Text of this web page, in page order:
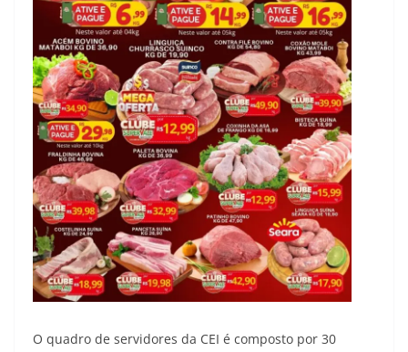
O quadro de servidores da CEI é composto por 30